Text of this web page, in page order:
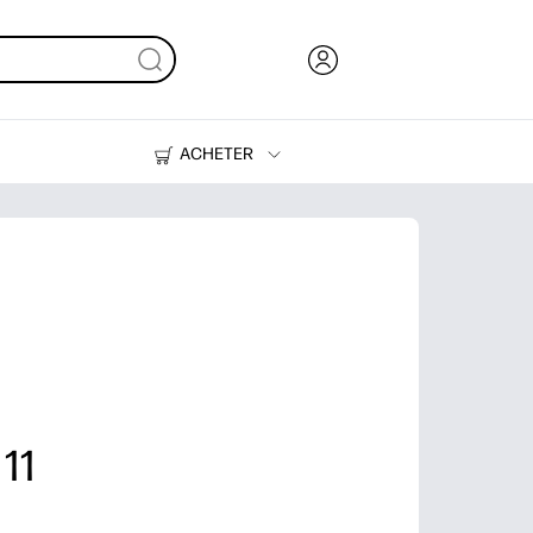
ACHETER
Des imprimantes